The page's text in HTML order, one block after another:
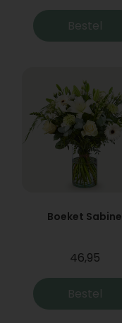
Bestel
Boeket Sabine
46,95
Bestel